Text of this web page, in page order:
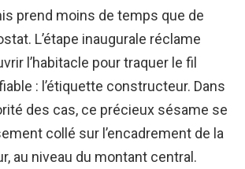
prend moins de temps que de
L’étape inaugurale réclame
l’habitacle pour traquer le fil
: l’étiquette constructeur. Dans
des cas, ce précieux sésame se
collé sur l’encadrement de la
au niveau du montant central.